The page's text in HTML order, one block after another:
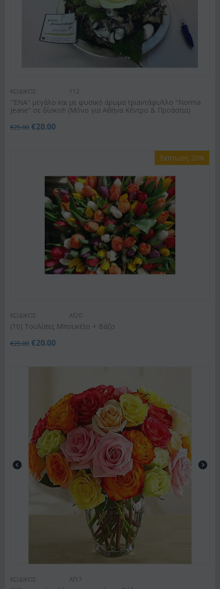
ΚΩΔΙΚΟΣ: 112
"ΈΝΑ" μεγάλο και με φυσικό άρωμα τριαντάφυλλο "Norma
Jeane" σε δίσκο!!! (Μόνο για Αθήνα Κέντρο & Προάστια)
€25.00 €20.00
Έκπτωση 20%
ΚΩΔΙΚΟΣ: Af20
(10) Τουλίπες Μπουκέτο + Βάζο
€25.00 €20.00
ΚΩΔΙΚΟΣ: Af17